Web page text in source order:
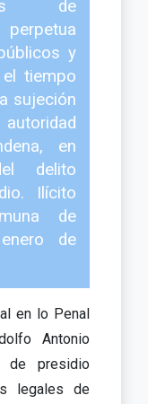
de
y
tiempo
sujeción
en
delito
Ilícito
de
de
en lo Penal
Antonio
de presidio
legales de